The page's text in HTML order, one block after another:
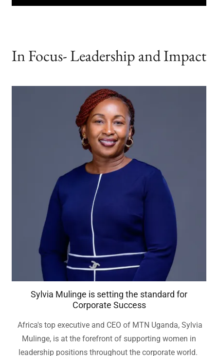
In Focus- Leadership and Impact
Sylvia Mulinge is setting the standard for
Corporate Success
Africa's top executive and CEO of MTN Uganda, Sylvia
Mulinge, is at the forefront of supporting women in
leadership positions throughout the corporate world.